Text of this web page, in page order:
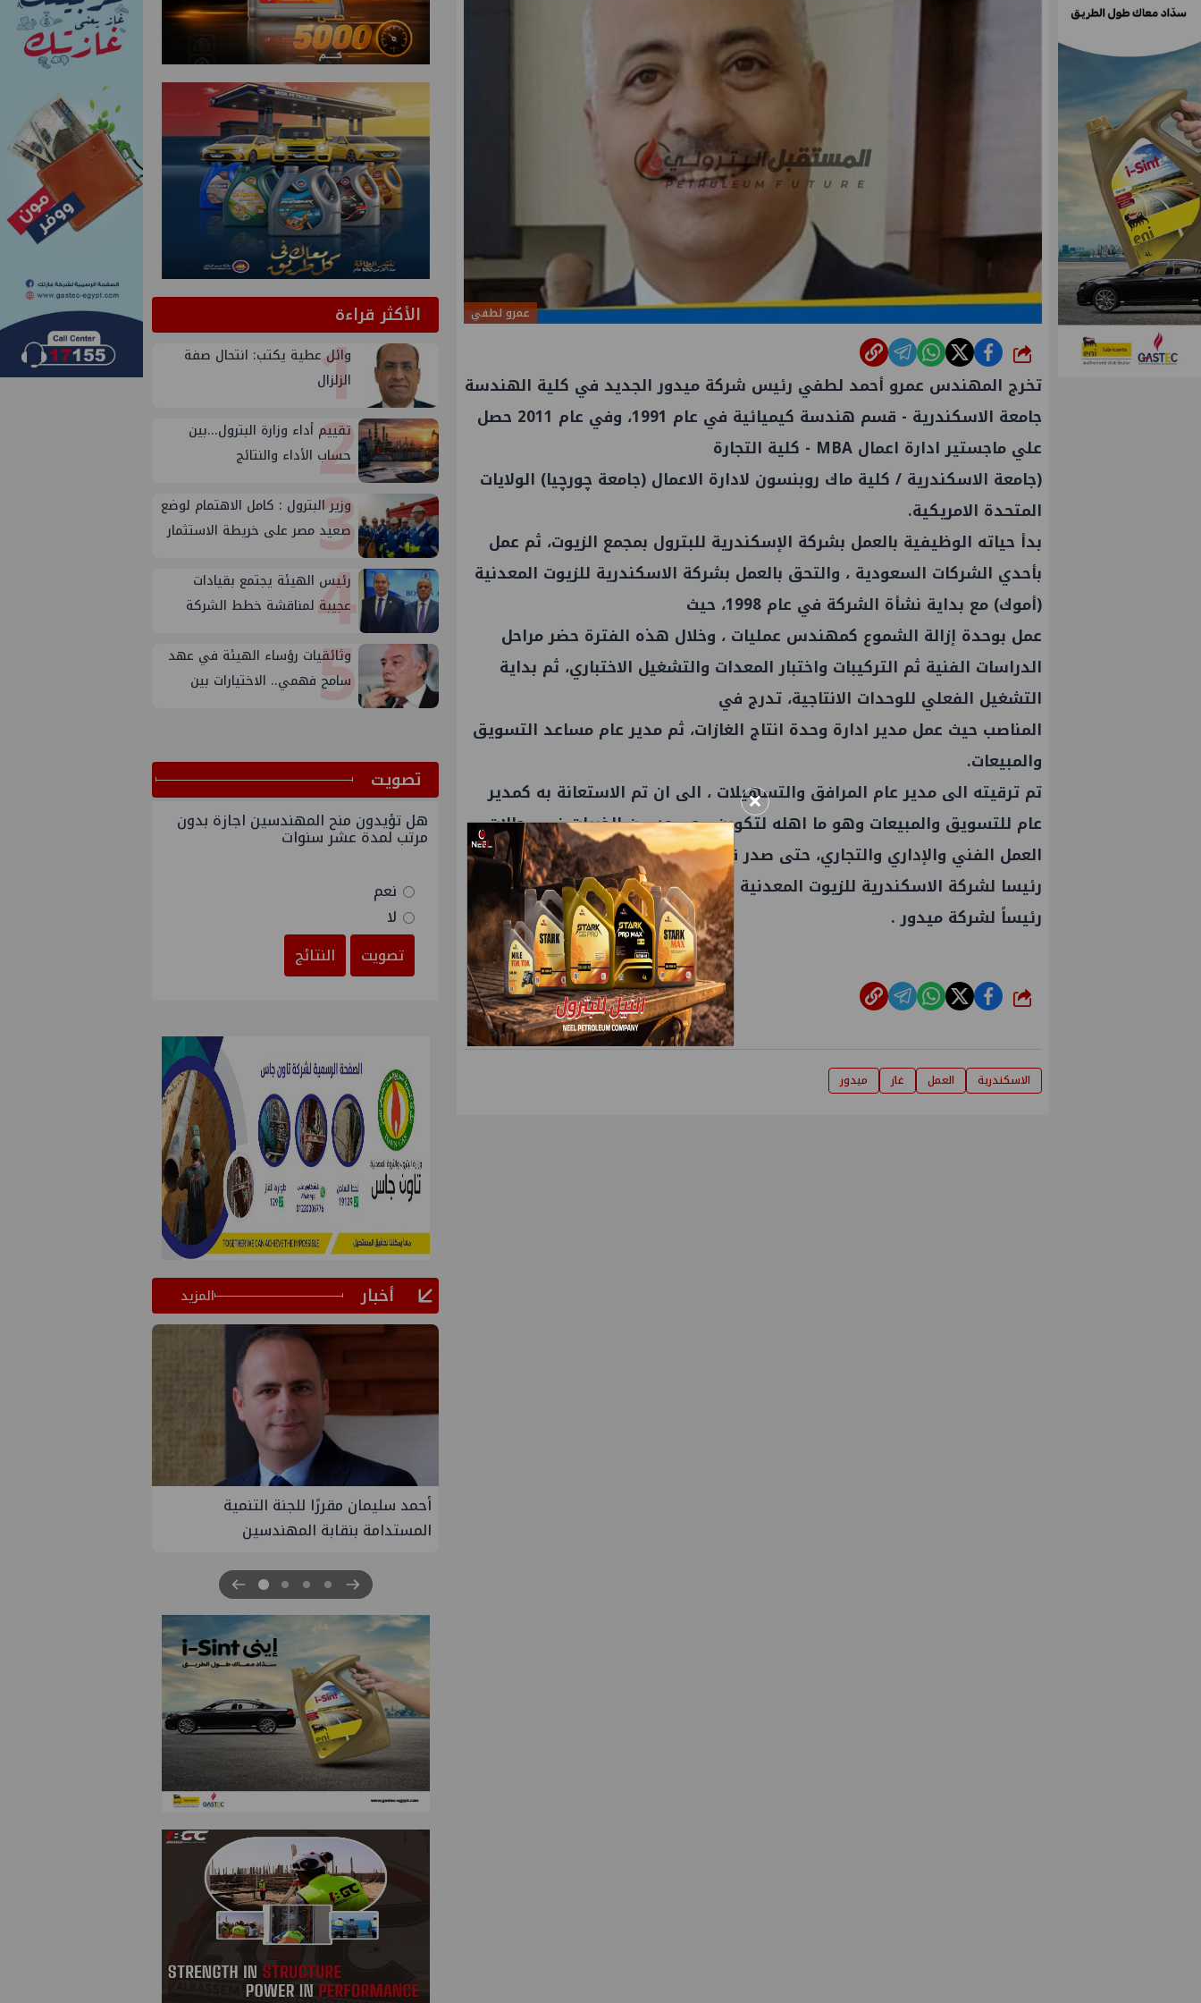
عمرو لطفي
شارك
تخرج المهندس عمرو أحمد لطفي رئيس شركة ميدورالجديد في كلية الهندسة
جامعة الاسكندرية
- قسم هندسة كيميائية في عام 1991، وفي عام 2011 حصل
علي ماجستير ادارة اعمال MBA - كلية التجارة
(جامعة الاسكندرية / كلية ماك روبنسون لادارة الاعمال (جامعة چورچیا) الولايات
المتحدة الامريكية.
بدأ حياته الوظيفية بالعمل بشركة الإسكندرية للبترول بمجمع الزيوت، ثم عمل
بأحدي الشركات السعودية ، والتحق بالعمل بشركة الاسكندرية للزيوت المعدنية
(أموك) مع بداية نشأة الشركة في عام 1998، حيث
عمل بوحدة إزالة الشموع كمهندس عمليات ، وخلال هذه الفترة حضر مراحل
الدراسات الفنية ثم التركيبات واختبار المعدات والتشغيل الاختباري، ثم بداية
التشغيل الفعلي للوحدات الانتاجية، تدرج في
المناصب حيث عمل مدير ادارة وحدة انتاج الغازات، ثم مدير عام مساعد التسويق
والمبيعات.
تم ترقيته الى مدير عام المرافق والتسهيلات ، الى ان تم الاستعانة به كمدير
عام للتسويق والمبيعات وهو ما اهله لتكوين مجموعه من الخبرات في مجالات
العمل
الفني والإداري والتجاري، حتى صدر قرار وزاري في سبتمبر ٢٠٢٢ بتعينه
رئيسا لشركة الاسكندرية للزيوت المعدنية أموك ليصدر قرارا وزاريا اليوم بتعينه
رئيساً لشركة ميدور.
شارك
الاسكندرية العمل غاز ميدور
الأكثر قراءة
1
وائل عطية يكتب: انتحال صفة
الزلزال
2
تقييم أداء وزارة البترول...بين
حساب الأداء والنتائج
3
وزير البترول : كامل الاهتمام لوضع
صعيد مصر على خريطة الاستثمار
4
رئيس الهيئة يجتمع بقيادات
عجيبة لمناقشة خطط الشركة
5
وثائقيات رؤساء الهيئة في عهد
سامح فهمي.. الاختيارات بين
ﺗﺼﻮﻳﺖ
هل تؤيدون منح المهندسين اجازة بدون
مرتب لمدة عشر سنوات
نعم
لا
تصويت
النتائج
أخبار المزيد
أحمد سليمان مقررًا للجنة التنمية
المستدامة بنقابة المهندسين
×